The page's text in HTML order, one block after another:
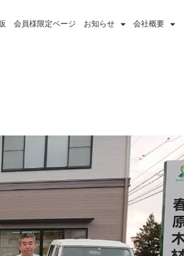
会員様限定ページ お知らせ 会社概要